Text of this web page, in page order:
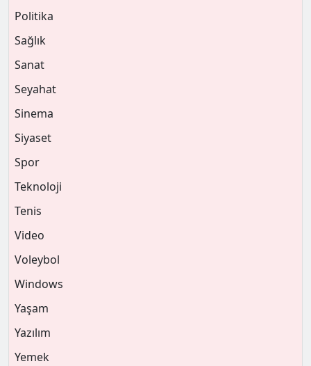
Politika
Sağlık
Sanat
Seyahat
Sinema
Siyaset
Spor
Teknoloji
Tenis
Video
Voleybol
Windows
Yaşam
Yazılım
Yemek